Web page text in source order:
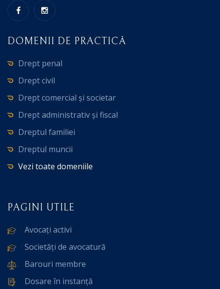
DOMENII DE PRACTICĂ
Drept penal
Drept civil
Drept comercial și societar
Drept administrativ și fiscal
Dreptul familiei
Dreptul muncii
Vezi toate domeniile
PAGINI UTILE
Avocați activi
Societăți de avocatură
Barouri membre
Dosare în instanță